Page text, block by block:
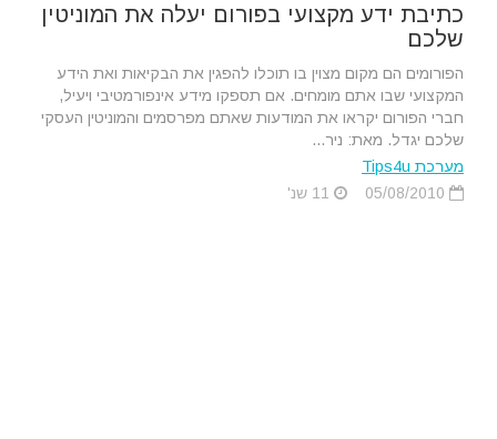
כתיבת ידע מקצועי בפורום יעלה את המוניטין
שלכם
הפורומים הם מקום מצוין בו תוכלו להפגין את הבקיאות ואת הידע
המקצועי שבו אתם מומחים. אם תספקו מידע אינפורמטיבי ויעיל,
חברי הפורום יקראו את המודעות שאתם מפרסמים והמוניטין העסקי
שלכם יגדל. מאת: ניר...
מערכת Tips4u